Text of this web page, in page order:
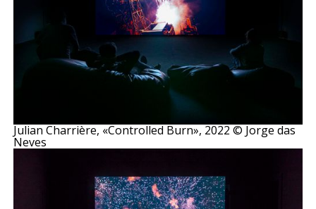
Julian Charrière, «Controlled Burn», 2022 © Jorge das
Neves